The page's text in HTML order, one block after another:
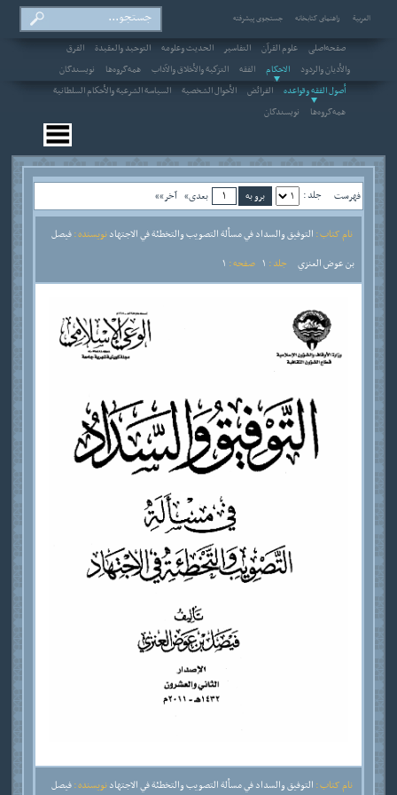
العربیة راهنمای کتابخانه جستجوی پیشرفته
صفحه‌اصلی علوم القرآن التفاسير الحديث وعلومه التوحيد والعقيدة
الفرق
والأديان والردود
الاحکام الفقه التزكية والأخلاق والآداب همه‌گروه‌ها
نویسندگان
أصول الفقه وقواعده
الفرائض الأحوال الشخصية
السياسة الشرعية والأحكام السلطانية
همه‌گروه‌ها
نویسندگان
فهرست جلد : بعدی» آخر»»
نام کتاب : التوفيق والسداد في مسألة التصويب والتخطئة في الاجتهادنویسنده :فيصل
بن عوض العنزي
جلد : صفحه :
نام کتاب : التوفيق والسداد في مسألة التصويب والتخطئة في الاجتهادنویسنده :فيصل